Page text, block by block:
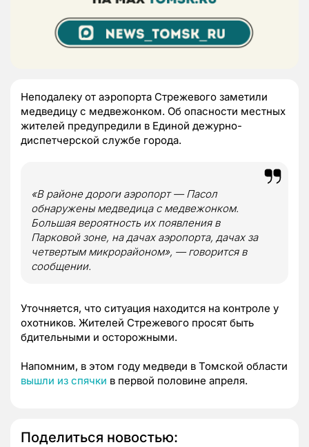
Неподалеку от аэропорта Стрежевого заметили
медведицу с медвежонком. Об опасности местных
жителей предупредили в Единой дежурно-
диспетчерской службе города.
«В районе дороги аэропорт — Пасол
обнаружены медведица с медвежонком.
Большая вероятность их появления в
Парковой зоне, на дачах аэропорта, дачах за
четвертым микрорайоном», — говорится в
сообщении.
Уточняется, что ситуация находится на контроле у
охотников. Жителей Стрежевого просят быть
бдительными и осторожными.
Напомним, в этом году медведи в Томской области
вышли из спячки в первой половине апреля.
Поделиться новостью: